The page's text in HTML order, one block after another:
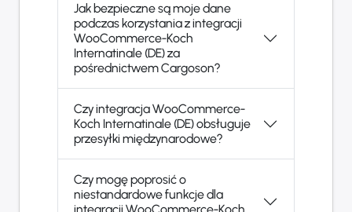
Jak bezpieczne są moje dane
podczas korzystania z integracji
WooCommerce-Koch
Internatinale (DE) za
pośrednictwem Cargoson?
Czy integracja WooCommerce-
Koch Internatinale (DE) obsługuje
przesyłki międzynarodowe?
Czy mogę poprosić o
niestandardowe funkcje dla